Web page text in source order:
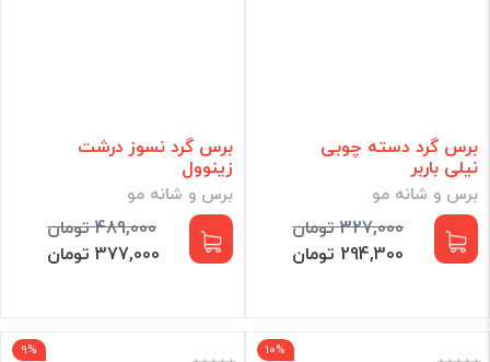
برس گرد دسته چوبی
نیلی باربر
برس و شانه مو
327,000 تومان
294,300 تومان
برس گرد نسوز درشت
زینوول
برس و شانه مو
489,000 تومان
377,000 تومان
10%
9%